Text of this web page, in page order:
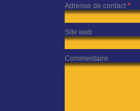
Adresse de contact *
Site web
Commentaire